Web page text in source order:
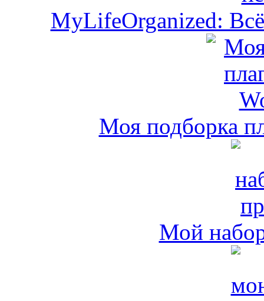
MyLifeOrganized:
Моя подборка
Мой